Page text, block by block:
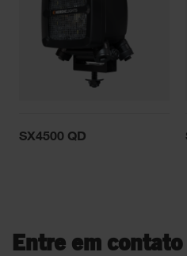
SX4500 QD
Entre em